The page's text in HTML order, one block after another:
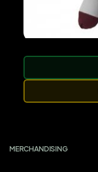
MERCHANDISING